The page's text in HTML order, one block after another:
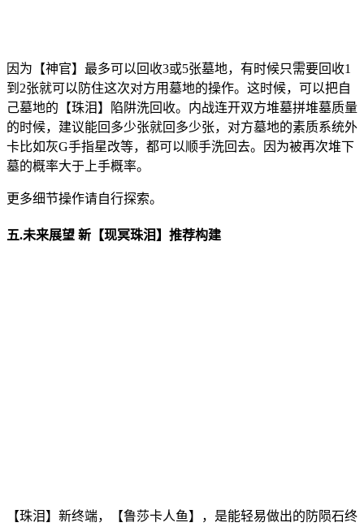
因为【神官】最多可以回收3或5张墓地，有时候只需要回收1
到2张就可以防住这次对方用墓地的操作。这时候，可以把自
己墓地的【珠泪】陷阱洗回收。内战连开双方堆墓拼堆墓质量
的时候，建议能回多少张就回多少张，对方墓地的素质系统外
卡比如灰G手指星改等，都可以顺手洗回去。因为被再次堆下
墓的概率大于上手概率。
更多细节操作请自行探索。
五.未来展望 新【现冥珠泪】推荐构建
【珠泪】新终端，【鲁莎卡人鱼】，是能轻易做出的防陨石终